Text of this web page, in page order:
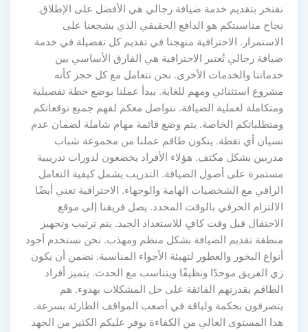
نفتخر بتقديم خدمة ضيافة رجالي هي الأفضل على الإطلاق.
نجاح مناسبتكم هو الدافع الحقيقي الذي يشجعنا على
الاستمرار. الاحترافية منهجنا في تقديم كل تفصيلة في خدمة
ضيافة رجالي تُعتبر الاحترافية هي الفارق الأساسي بين
خدماتنا والخدمات الأخرى. نحن نتعامل مع كل حجز كأنه
مشروع استثنائي ومهم للغاية. يبدأ عملنا بوضع خطة تفصيلية
ومتكاملة لعملية الضيافة. نتواصل معكم لفهم جميع توقعاتكم
ومتطلباتكم الخاصة. يتم وضع قائمة مهام شاملة لضمان عدم
نسيان أي نقطة. يتكون طاقم عملنا من مجموعة شباب
مدربين بشكل مكثف. هؤلاء الأفراد يخضعون لدورات تدريبية
مستمرة على أصول الضيافة. التدريب يشمل كيفية التعامل
الراقي مع الشخصيات الهامة والوجهاء. الاحترافية تعني أيضًا
الالتزام الحرفي بالوقت المحدد. يصل فريقنا إلى موقع
الاحتفال قبل وقت كافٍ للاستعداد الجيد. يتم ترتيب وتجهيز
منطقة تقديم الضيافة بشكل منظم ومهذب. نحن نستخدم أجود
أنواع البخور والعطور لتهيئة الأجواء المناسبة. نضمن أن يكون
زي الفريق موحدًا ونظيفًا ويتناسب مع الحدث. يتميز أفراد
الطاقم بقدرتهم الفائقة على حل المشكلات بهدوء. هم
يتصرفون بحكمة ولباقة في أصعب المواقف الطارئة بسرعة.
هذا المستوى العالي من الكفاءة يوفر عليكم الكثير من الجهد